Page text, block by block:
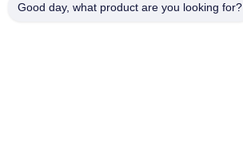
Good day, what product are you looking for?